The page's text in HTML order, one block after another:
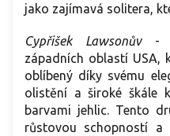
jako zajímavá solitera,
Cypřišek Lawsonův -
západních oblastí USA,
oblíbený díky svému
olistění a široké škále
barvami jehlic. Tento
růstovou schopností a